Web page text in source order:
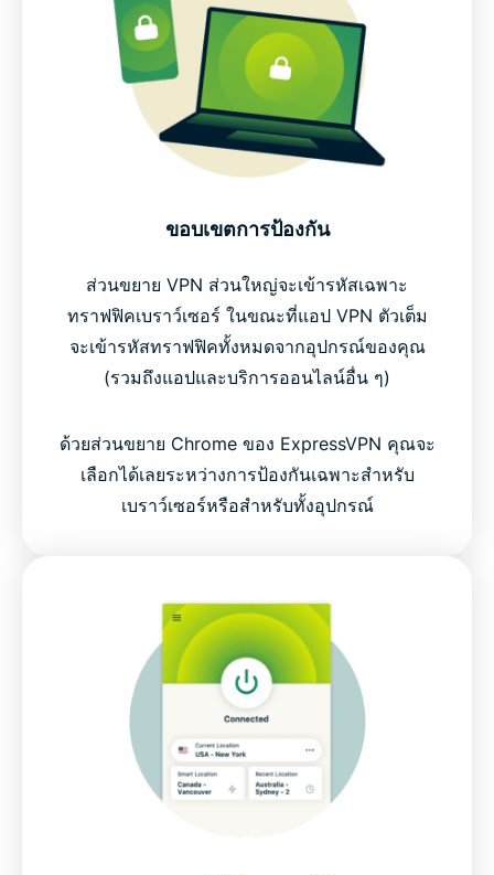
ขอบเขตการป้องกัน
ส่วนขยาย VPN ส่วนใหญ่จะเข้ารหัสเฉพาะ
ทราฟฟิคเบราว์เซอร์ ในขณะที่แอป VPN ตัวเต็ม
จะเข้ารหัสทราฟฟิคทั้งหมดจากอุปกรณ์ของคุณ
(รวมถึงแอปและบริการออนไลน์อื่น ๆ)
ด้วยส่วนขยาย Chrome ของ ExpressVPN คุณจะ
เลือกได้เลยระหว่างการป้องกันเฉพาะสำหรับ
เบราว์เซอร์หรือสำหรับทั้งอุปกรณ์